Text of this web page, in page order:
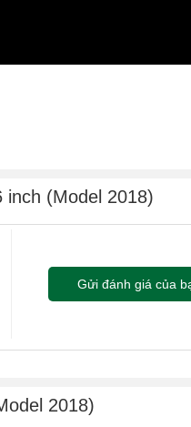
xử lý tốt đồ họa và chơi
4 góc cạnh được bo tròn nhẹ
inch (Model 2018)
Gửi đánh giá của
2018)